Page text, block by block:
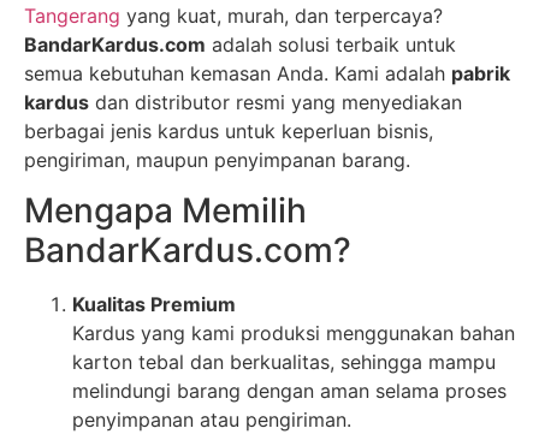
Tangerang yang kuat, murah, dan terpercaya?
BandarKardus.com adalah solusi terbaik untuk
semua kebutuhan kemasan Anda. Kami adalah pabrik
kardus dan distributor resmi yang menyediakan
berbagai jenis kardus untuk keperluan bisnis,
pengiriman, maupun penyimpanan barang.
Mengapa Memilih
BandarKardus.com?
Kualitas Premium
Kardus yang kami produksi menggunakan bahan
karton tebal dan berkualitas, sehingga mampu
melindungi barang dengan aman selama proses
penyimpanan atau pengiriman.